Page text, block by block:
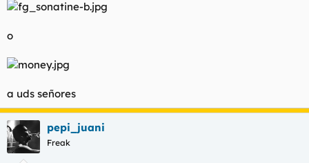
o
a uds señores
pepi_juani
Freak